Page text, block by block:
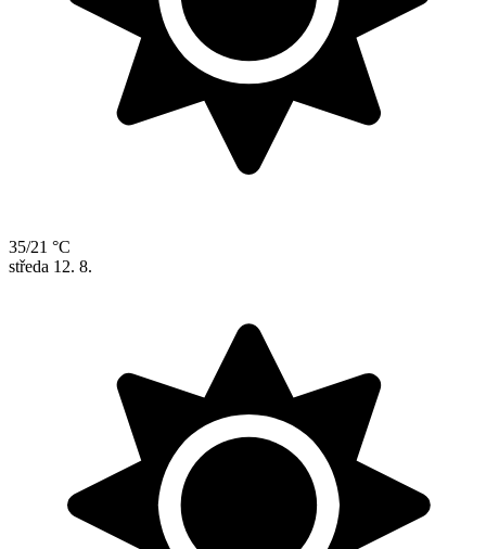
35/21 °C
středa 12. 8.